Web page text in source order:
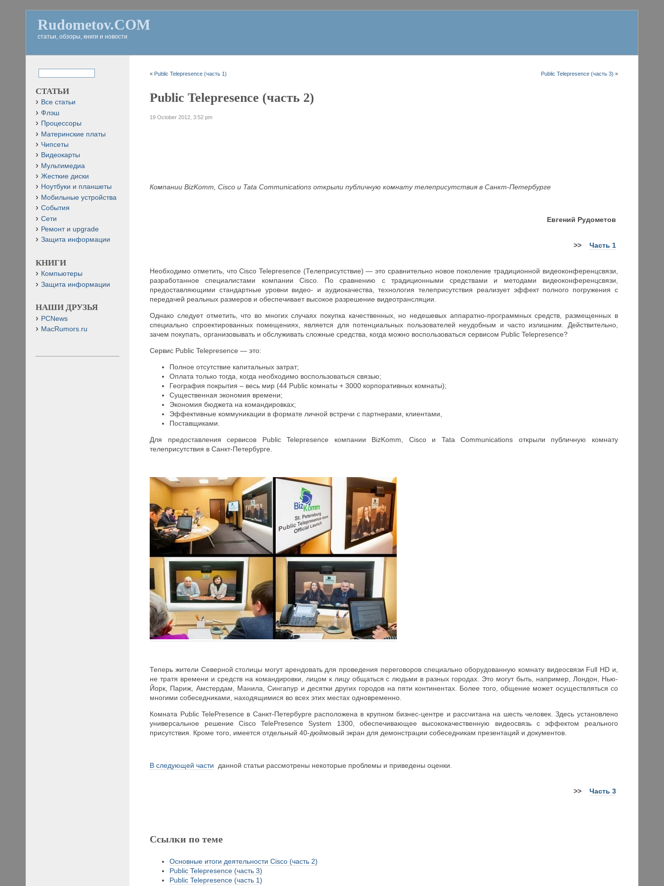
Rudometov.COM
статьи, обзоры, книги и новости
« Public Telepresence (часть 1) Public Telepresence (часть 3) »
Public Telepresence (часть 2)
19 October 2012, 3:52 pm
КомпанииBizKomm,Cisco и TataCommunications открыли публичную комнату телеприсутствия в Санкт-Петербурге
Евгений Рудометов
>> Часть 1
Необходимо отметить, что Cisco Telepresence (Телеприсутствие) — это сравнительно новое поколение традиционной видеоконференцсвязи,
разработанное специалистами компании Cisco. По сравнению с традиционными средствами и методами видеоконференцсвязи,
предоставляющими стандартные уровни видео- и аудиокачества, технология телеприсутствия реализует эффект полного погружения с
передачей реальных размеров и обеспечивает высокое разрешение видеотрансляции.
Однако следует отметить, что во многих случаях покупка качественных, но недешевых аппаратно-программных средств, размещенных в
специально спроектированных помещениях, является для потенциальных пользователей неудобным и часто излишним. Действительно,
зачем покупать, организовывать и обслуживать сложные средства, когда можно воспользоваться сервисом Public Telepresence?
Сервис Public Telepresence — это:
Полное отсутствие капитальных затрат;
Оплата только тогда, когда необходимо воспользоваться связью;
География покрытия – весь мир (44 Public комнаты + 3000 корпоративных комнаты);
Существенная экономия времени;
Экономия бюджета на командировках;
Эффективные коммуникации в формате личной встречи с партнерами, клиентами,
Поставщиками.
Для предоставления сервисов Public Telepresence компании BizKomm, Cisco и Tata Communications открыли публичную комнату
телеприсутствия в Санкт-Петербурге.
Теперь жители Северной столицы могут арендовать для проведения переговоров специально оборудованную комнату видеосвязи Full HD и,
не тратя времени и средств на командировки, лицом к лицу общаться с людьми в разных городах. Это могут быть, например, Лондон, Нью-
Йорк, Париж, Амстердам, Манила, Сингапур и десятки других городов на пяти континентах. Более того, общение может осуществляться со
многими собеседниками, находящимися во всех этих местах одновременно.
Комната Public TelePresence в Санкт-Петербурге расположена в крупном бизнес-центре и рассчитана на шесть человек. Здесь установлено
универсальное решение Cisco TelePresence System 1300, обеспечивающее высококачественную видеосвязь с эффектом реального
присутствия. Кроме того, имеется отдельный 40-дюймовый экран для демонстрации собеседникам презентаций и документов.
В следующей части данной статьи рассмотрены некоторые проблемы и приведены оценки.
>> Часть 3
Ссылки по теме
Основные итоги деятельности Cisco (часть 2)
Public Telepresence (часть 3)
Public Telepresence (часть 1)
СТАТЬИ
Все статьи
Флэш
Процессоры
Материнские платы
Чипсеты
Видеокарты
Мультимедиа
Жесткие диски
Ноутбуки и планшеты
Мобильные устройства
События
Сети
Ремонт и upgrade
Защита информации
КНИГИ
Компьютеры
Защита информации
НАШИ ДРУЗЬЯ
PCNews
MacRumors.ru